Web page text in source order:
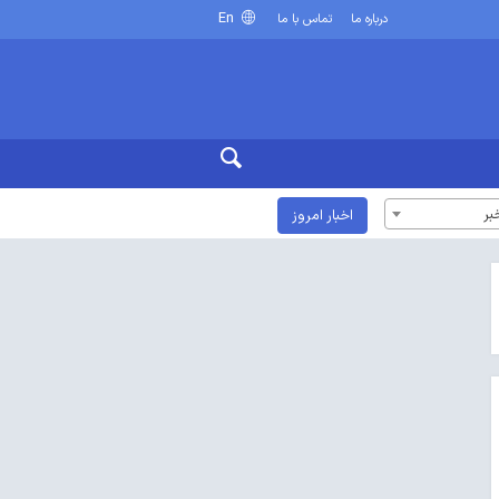
درباره ما تماس با ما
اخبار امروز